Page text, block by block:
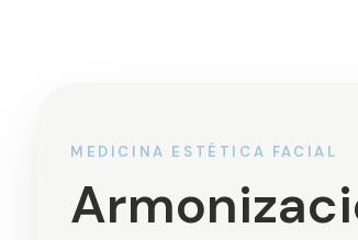
MEDICINA ESTÉTICA FACIAL